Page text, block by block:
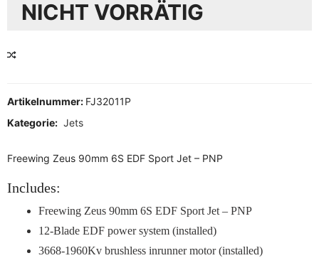
NICHT VORRÄTIG
Artikelnummer: FJ32011P
Kategorie: Jets
Freewing Zeus 90mm 6S EDF Sport Jet – PNP
Includes:
Freewing Zeus 90mm 6S EDF Sport Jet – PNP
12-Blade EDF power system (installed)
3668-1960Kv brushless inrunner motor (installed)